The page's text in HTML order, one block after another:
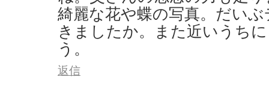
綺麗な花や蝶の写真。だい
きましたか。また近いうち
う。
返信